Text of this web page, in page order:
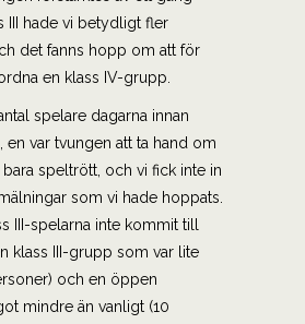
III hade vi betydligt fler
det fanns hopp om att för
en klass IV-grupp.
spelare dagarna innan
en var tvungen att ta hand om
bara speltrött, och vi fick inte in
som vi hade hoppats.
III-spelarna inte kommit till
klass III-grupp som var lite
och en öppen
mindre än vanligt (10